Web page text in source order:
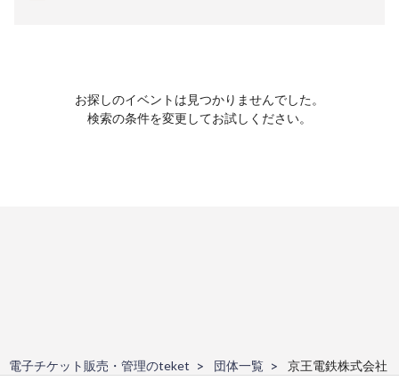
お探しのイベントは見つかりませんでした。
検索の条件を変更してお試しください。
電子チケット販売・管理のteket 団体一覧 京王電鉄株式会社